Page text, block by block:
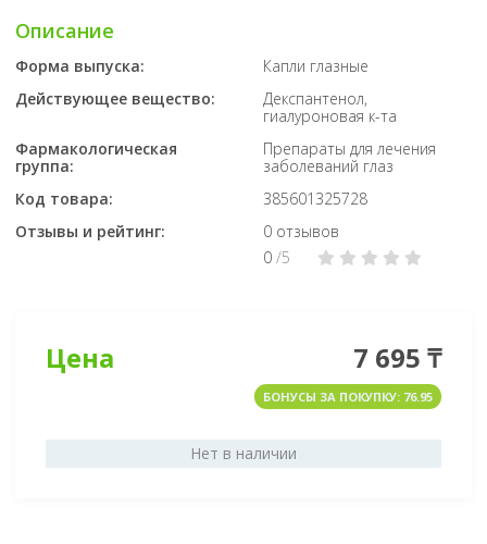
Описание
Форма выпуска:
Капли глазные
Действующее вещество:
Декспантенол,
гиалуроновая к-та
Фармакологическая
группа:
Препараты для лечения
заболеваний глаз
Код товара:
385601325728
Отзывы и рейтинг:
0 отзывов
0 /5
Цена 7 695 ₸
БОНУСЫ ЗА ПОКУПКУ: 76.95
Нет в наличии